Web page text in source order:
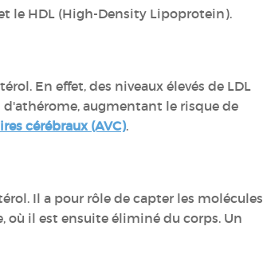
le HDL (High-Density Lipoprotein).
En effet, des niveaux élevés de LDL
augmentant le risque de
cérébraux (AVC).
Il a pour rôle de capter les molécules
où il est ensuite éliminé du corps. Un